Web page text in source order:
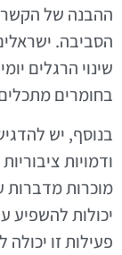
ההבנה של הקשר
הסביבה.
שינוי הרגלים
בחומרים
בנוסף, יש
ודמויות
מוכרות מדברות
יכולות להשפיע
פעילות זו